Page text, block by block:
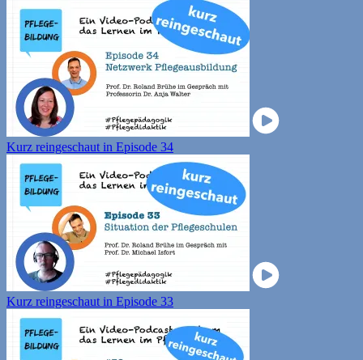
Kurz reingeschaut in Episode 34
Kurz reingeschaut in Episode 33